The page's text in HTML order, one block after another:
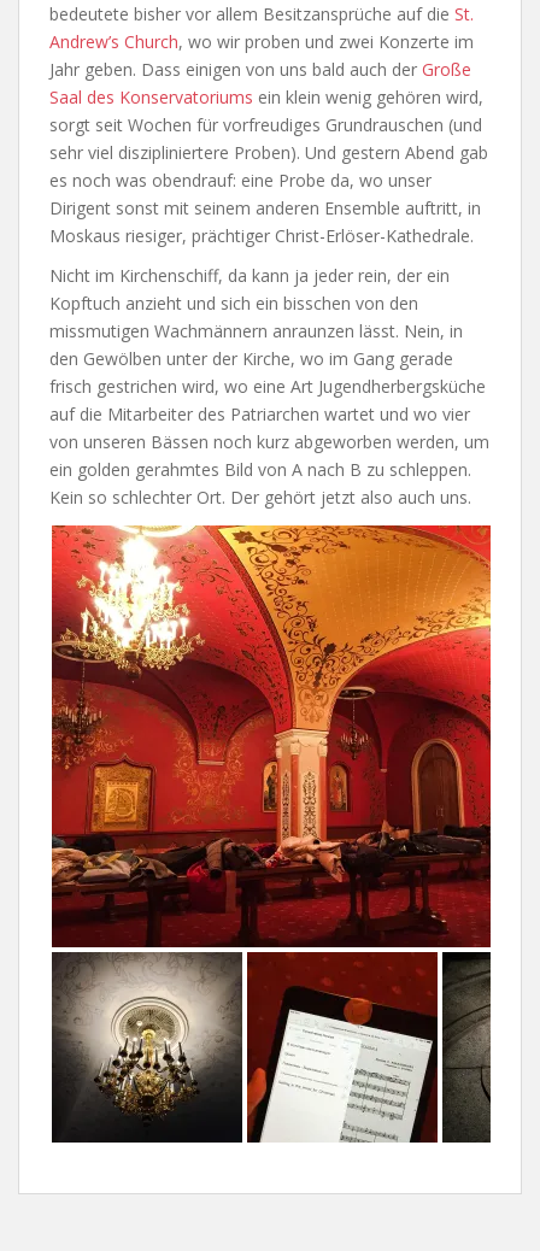
bedeutete bisher vor allem Besitzansprüche auf die St.
Andrew’s Church, wo wir proben und zwei Konzerte im
Jahr geben. Dass einigen von uns bald auch der Große
Saal des Konservatoriums ein klein wenig gehören wird,
sorgt seit Wochen für vorfreudiges Grundrauschen (und
sehr viel diszipliniertere Proben). Und gestern Abend gab
es noch was obendrauf: eine Probe da, wo unser
Dirigent sonst mit seinem anderen Ensemble auftritt, in
Moskaus riesiger, prächtiger Christ-Erlöser-Kathedrale.
Nicht im Kirchenschiff, da kann ja jeder rein, der ein
Kopftuch anzieht und sich ein bisschen von den
missmutigen Wachmännern anraunzen lässt. Nein, in
den Gewölben unter der Kirche, wo im Gang gerade
frisch gestrichen wird, wo eine Art Jugendherbergsküche
auf die Mitarbeiter des Patriarchen wartet und wo vier
von unseren Bässen noch kurz abgeworben werden, um
ein golden gerahmtes Bild von A nach B zu schleppen.
Kein so schlechter Ort. Der gehört jetzt also auch uns.